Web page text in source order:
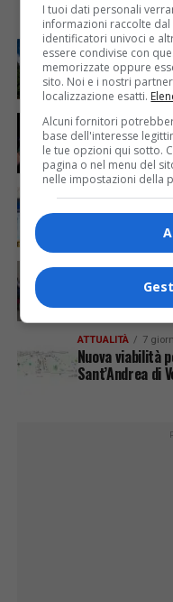
ATTUALITÀ 6
Attivato il
Alagna
ATTUALITÀ 4
Sabato 8
In biblioteca a
fotografica di
ATTUALITÀ 3
Festa Walser
ATTUALITÀ 7
Nuova viabilità
Sant’Andrea di
I tuoi dati personali
informazioni raccolte
identificatori univoci e
essere condivise con
memorizzate oppure
sito. Noi e i nostri
localizzazione esatti.
Alcuni fornitori
base dell'interesse
le tue opzioni qui sotto.
pagina o nel menu del
nelle impostazioni della